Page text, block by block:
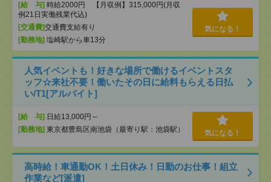
[給 与] 時給2000円 【月収例】315,000円(月収
例21日実働残業代込)
[交通費]交通費支給有り
[勤務地] 塩崎駅から車13分
気になる！
人気イベントも！好きな場所で働けるイベントスタ
ッフ☆来社不要！働いたその日に給料もらえる日払
い/T1[アルバイト]
[給 与] 日給13,000円～
[勤務地] 東京都豊島区南池袋（最寄り駅：池袋駅） 気になる！
高時給！車通勤OK！土日休み！日勤のお仕事！組立
作業など[派遣]